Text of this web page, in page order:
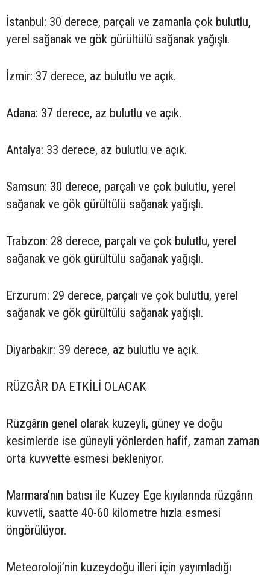
İstanbul: 30 derece, parçalı ve zamanla çok bulutlu,
yerel sağanak ve gök gürültülü sağanak yağışlı.
İzmir: 37 derece, az bulutlu ve açık.
Adana: 37 derece, az bulutlu ve açık.
Antalya: 33 derece, az bulutlu ve açık.
Samsun: 30 derece, parçalı ve çok bulutlu, yerel
sağanak ve gök gürültülü sağanak yağışlı.
Trabzon: 28 derece, parçalı ve çok bulutlu, yerel
sağanak ve gök gürültülü sağanak yağışlı.
Erzurum: 29 derece, parçalı ve çok bulutlu, yerel
sağanak ve gök gürültülü sağanak yağışlı.
Diyarbakır: 39 derece, az bulutlu ve açık.
RÜZGÂR DA ETKİLİ OLACAK
Rüzgârın genel olarak kuzeyli, güney ve doğu
kesimlerde ise güneyli yönlerden hafif, zaman zaman
orta kuvvette esmesi bekleniyor.
Marmara’nın batısı ile Kuzey Ege kıyılarında rüzgârın
kuvvetli, saatte 40-60 kilometre hızla esmesi
öngörülüyor.
Meteoroloji’nin kuzeydoğu illeri için yayımladığı